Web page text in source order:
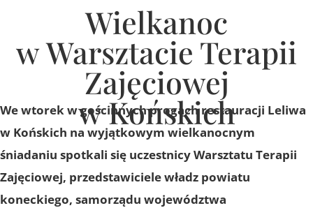
Wielkanoc
w Warsztacie Terapii
Zajęciowej
w Końskich
We wtorek w gościnnych progach restauracji Leliwa
w Końskich na wyjątkowym wielkanocnym
śniadaniu spotkali się uczestnicy Warsztatu Terapii
Zajęciowej, przedstawiciele władz powiatu
koneckiego, samorządu województwa